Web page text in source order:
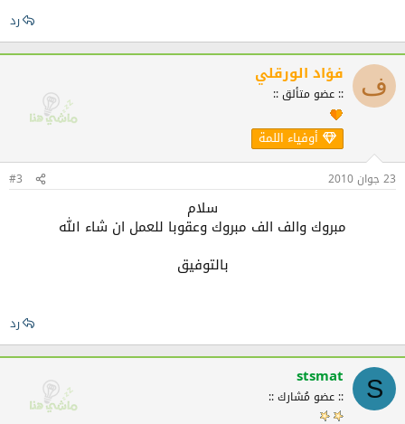
رد
ف فؤاد الورقلي
:: عضو متألق ::
أوفياء اللمة
23 جوان 2010 #3
سلام
مبروك والف الف مبروك وعقوبا للعمل ان شاء الله
بالتوفيق
رد
S
stsmat
:: عضو مُشارك ::